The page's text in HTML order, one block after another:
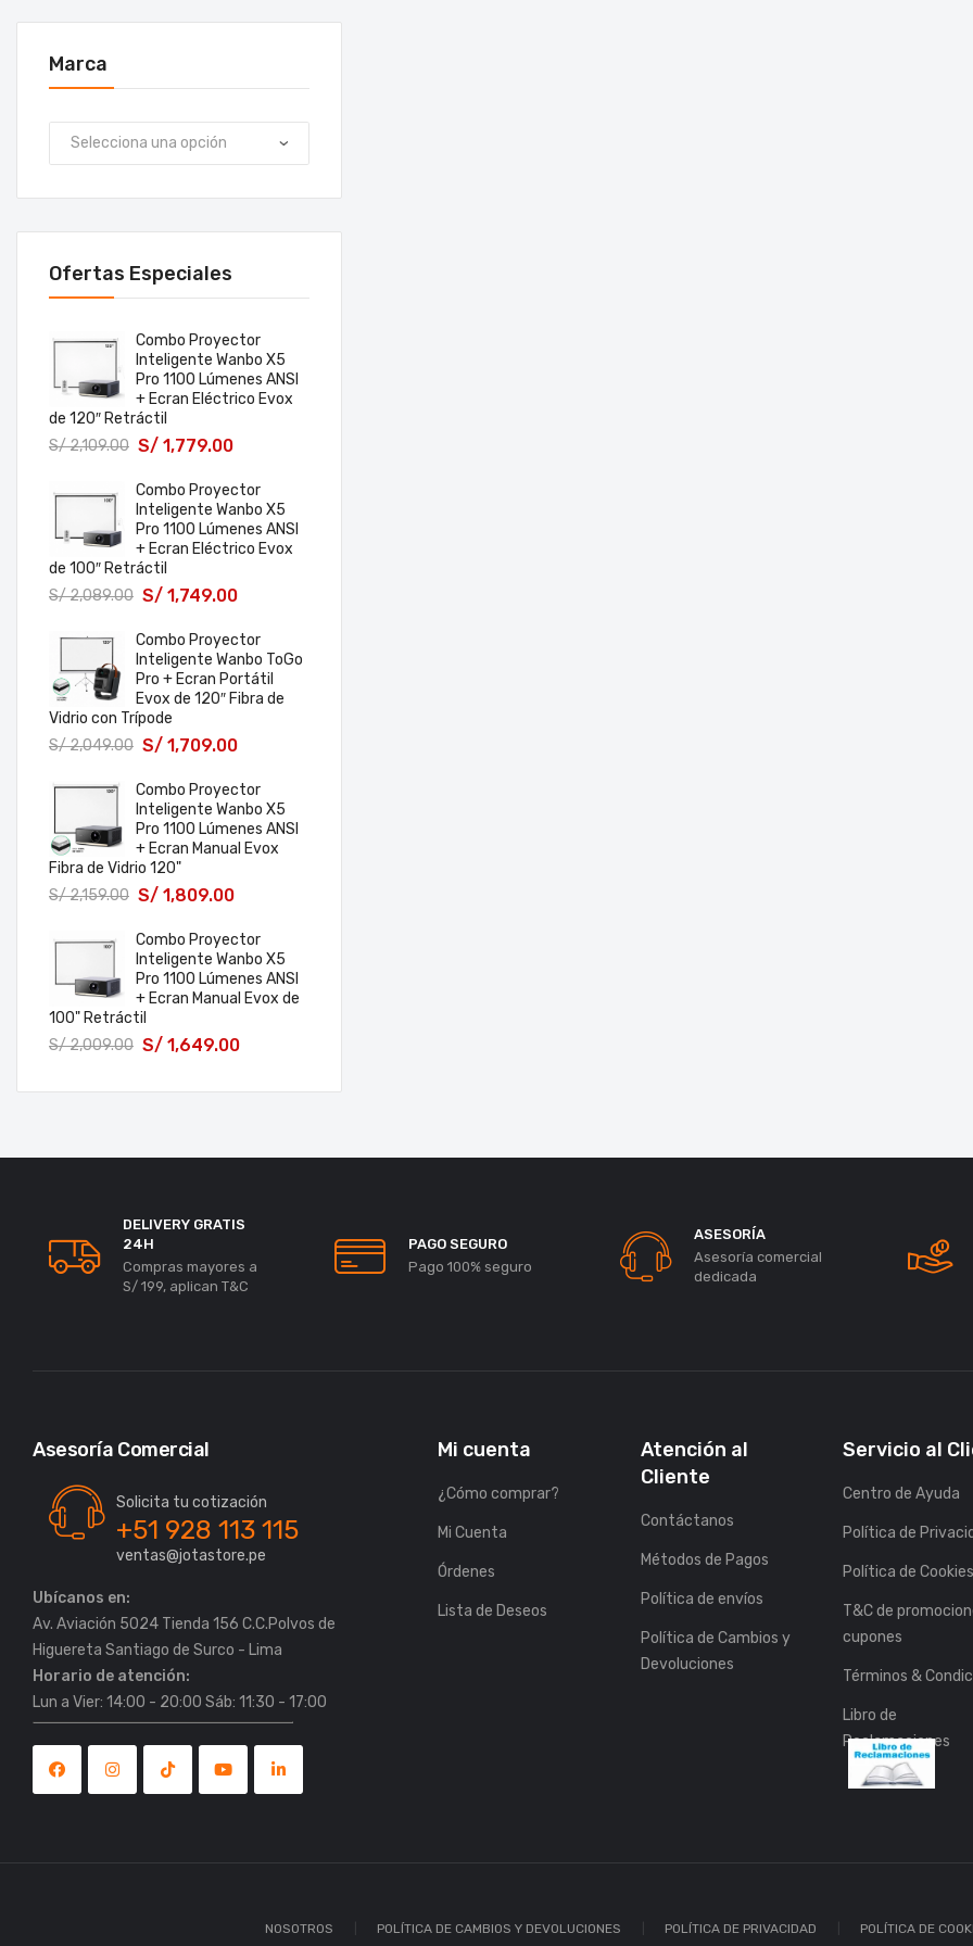
Marca
Ofertas Especiales
Combo Proyector
Inteligente Wanbo X5
Pro 1100 Lúmenes ANSI
+ Ecran Eléctrico Evox
de 120″ Retráctil
S/2,109.00 S/ 1,779.00
Combo Proyector
Inteligente Wanbo X5
Pro 1100 Lúmenes ANSI
+ Ecran Eléctrico Evox
de 100″ Retráctil
S/2,089.00 S/ 1,749.00
Combo Proyector
Inteligente Wanbo ToGo
Pro + Ecran Portátil
Evox de 120″ Fibra de
Vidrio con Trípode
S/2,049.00 S/ 1,709.00
Combo Proyector
Inteligente Wanbo X5
Pro 1100 Lúmenes ANSI
+ Ecran Manual Evox
Fibra de Vidrio 120"
S/2,159.00 S/ 1,809.00
Combo Proyector
Inteligente Wanbo X5
Pro 1100 Lúmenes ANSI
+ Ecran Manual Evox de
100" Retráctil
S/2,009.00 S/ 1,649.00
DELIVERY GRATIS
24H
Compras mayores a
S/ 199, aplican T&C
PAGO SEGURO
Pago 100% seguro
ASESORÍA
Asesoría comercial
dedicada
Asesoría Comercial
Solicita tu cotización
+51 928 113 115
ventas@jotastore.pe
Ubícanos en:
Av. Aviación 5024 Tienda 156 C.C.Polvos de
Horario de atención:
Lun a Vier: 14:00 - 20:00 Sáb: 11:30 - 17:00
Mi cuenta
¿Cómo comprar?
Mi Cuenta
Órdenes
Lista de Deseos
Atención al
Cliente
Contáctanos
Métodos de Pagos
Política de envíos
Política de Cambios y
Devoluciones
Servicio al
Centro de Ayuda
Política de
Política de
T&C de
cupones
Términos &
Libro de
Reclamaciones
NOSOTROS POLÍTICA DE CAMBIOS Y DEVOLUCIONES POLÍTICA DE PRIVACIDAD POLÍTICA DE